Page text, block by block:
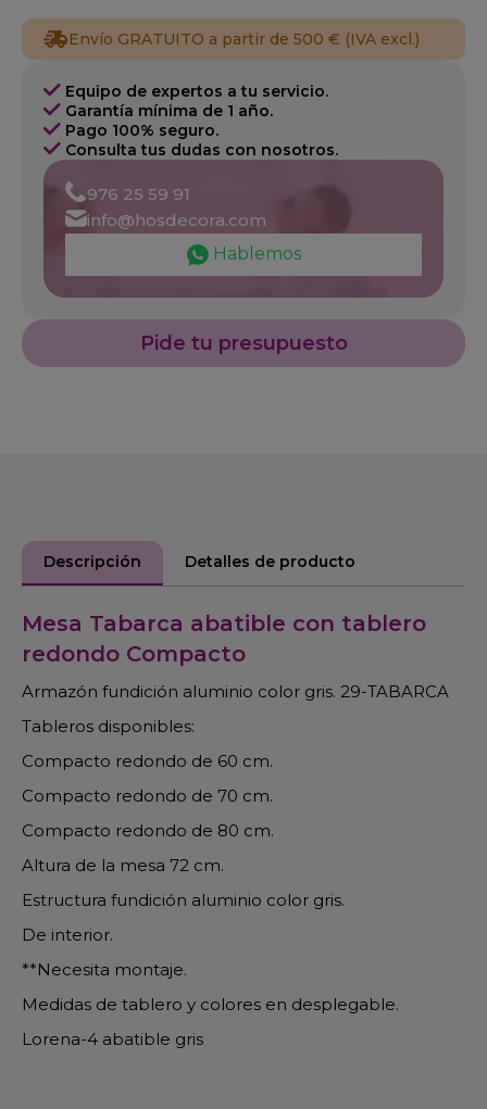
Envío GRATUITO a partir de 500 € (IVA excl.)
Equipo de expertos a tu servicio.
Garantía mínima de 1 año.
Pago 100% seguro.
Consulta tus dudas con nosotros.
976 25 59 91
info@hosdecora.com
Hablemos
Pide tu presupuesto
Descripción Detalles de producto
Mesa Tabarca abatible con tablero
redondo Compacto
Armazón fundición aluminio color gris. 29-TABARCA
Tableros disponibles:
Compacto redondo de 60 cm.
Compacto redondo de 70 cm.
Compacto redondo de 80 cm.
Altura de la mesa 72 cm.
Estructura fundición aluminio color gris.
De interior.
**Necesita montaje.
Medidas de tablero y colores en desplegable.
Lorena-4 abatible gris